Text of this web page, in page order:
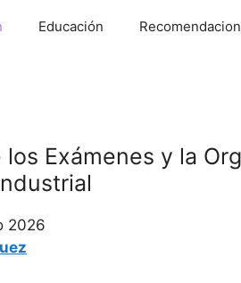
Educación
Exámenes y la
2026